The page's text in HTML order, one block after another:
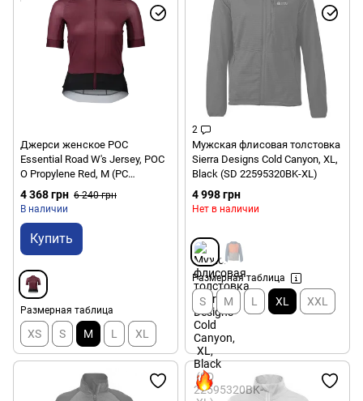
Джерси женское POC
Essential Road W's Jersey, POC
O Propylene Red, M (PC
532908331MED1)
4 368 грн 6 240 грн
В наличии
Купить
Размерная таблица
XS S M L XL
2
Мужская флисовая толстовка
Sierra Designs Cold Canyon, XL,
Black (SD 22595320BK-XL)
4 998 грн
Нет в наличии
Размерная таблица
S M L XL XXL